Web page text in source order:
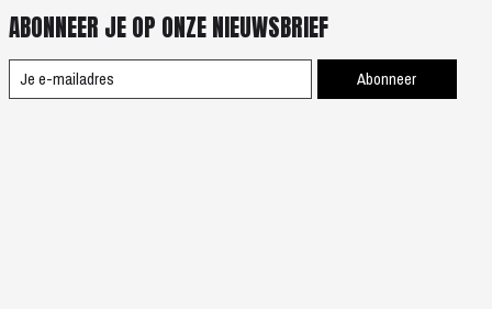
ABONNEER JE OP ONZE NIEUWSBRIEF
Abonneer